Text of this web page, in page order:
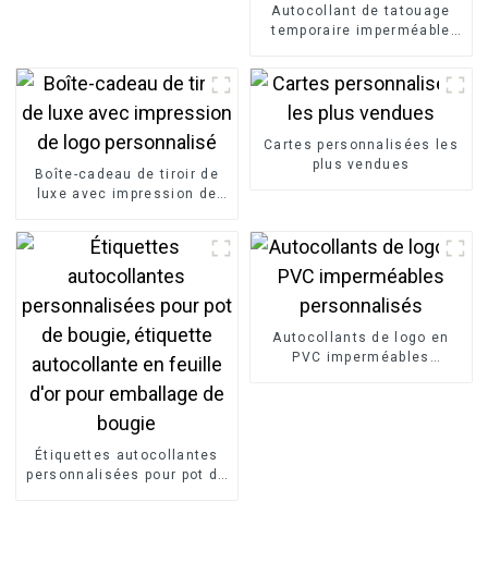
Autocollant de tatouage
temporaire imperméable
vente en gros
Boîte-cadeau de tiroir de
luxe avec impression de
Cartes personnalisées les
plus vendues
Étiquettes autocollantes
personnalisées pour pot de
Autocollants de logo en
PVC imperméables